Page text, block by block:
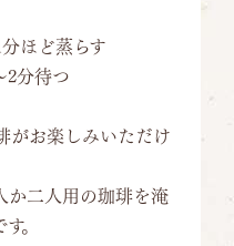
ほど蒸らす
2分待つ
がお楽しみいただけ
か二人用の珈琲を淹
。